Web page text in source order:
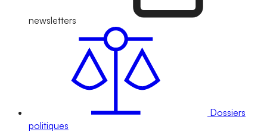
newsletters
Dossiers
politiques